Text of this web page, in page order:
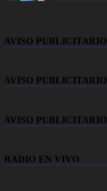
AVISO PUBLICITARIO
AVISO PUBLICITARIO
AVISO PUBLICITARIO
RADIO EN VIVO